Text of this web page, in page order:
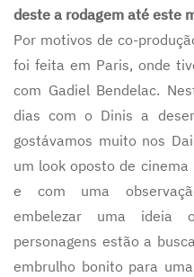
deste a rodagem até este
Por motivos de co-
foi feita em Paris, onde
com Gadiel Bendelac.
dias com o Dinis a
gostávamos muito nos
um look oposto de
e com uma
embelezar uma ideia
personagens estão a
embrulho bonito para